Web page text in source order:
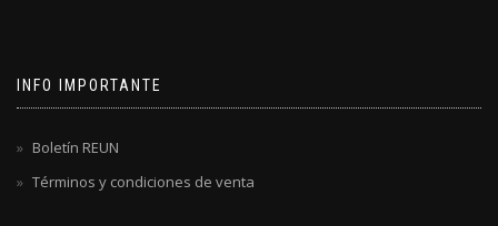
INFO IMPORTANTE
Boletín REUN
Términos y condiciones de venta